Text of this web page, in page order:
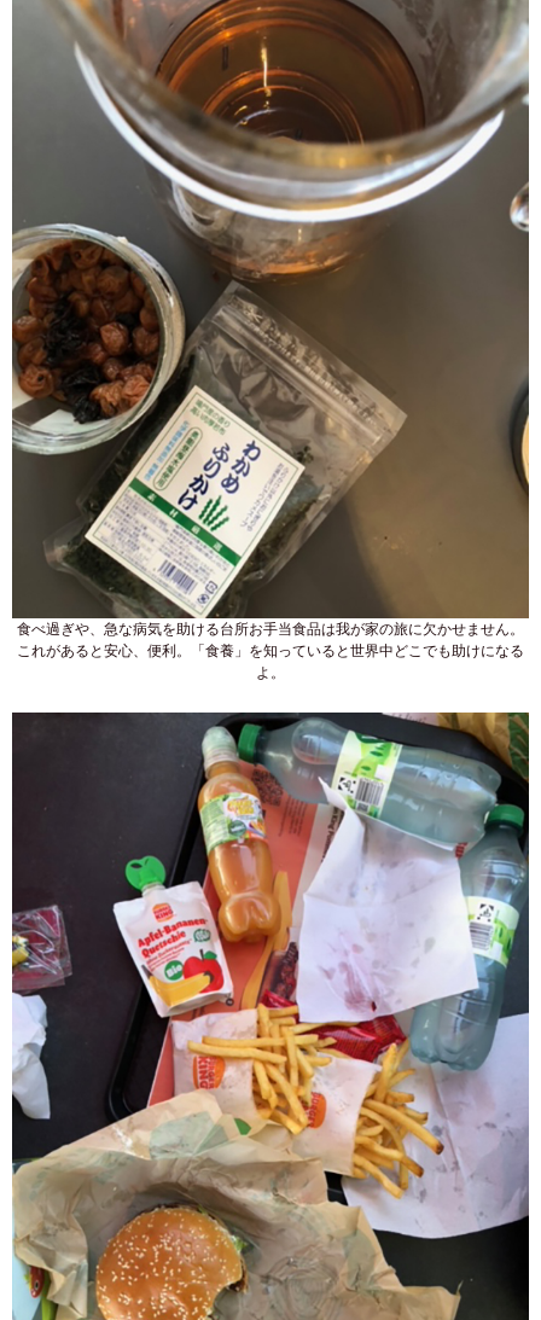
食べ過ぎや、急な病気を助ける台所お手当食品は我が家の旅に欠かせません。
これがあると安心、便利。「食養」を知っていると世界中どこでも助けになる
よ。